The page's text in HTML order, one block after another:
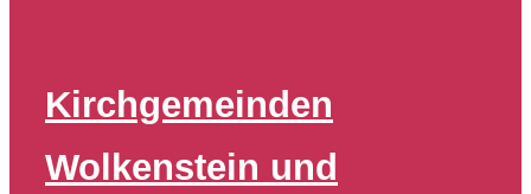
Kirchgemeinden
Wolkenstein und